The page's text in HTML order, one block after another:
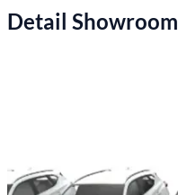
Detail Showroom